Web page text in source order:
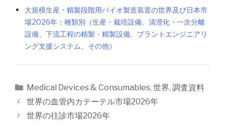
大規模生産・精製段階用バイオ製造装置の世界及び日本市
場2026年：種類別（生産・栽培設備、清澄化・一次分離
設備、下流工程の精製・精製設備、プラントエンジニアリ
ング支援システム、その他）
カ
テ
ゴ
Medical Devices & Consumables, 世界, 調査資料
投
稿
世界の血管内カテーテル市場2026年
世界の往診市場2026年